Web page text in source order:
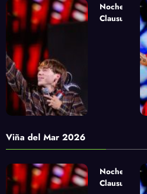
Noche de
Clausura
urbana con
Paulo Londra,
Pablo Chill E
Viña del Mar 2026
Noche de
Clausura